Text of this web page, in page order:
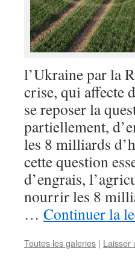
l’Ukraine par la
crise, qui affecte
se reposer la
partiellement,
les 8 milliards
cette question
d’engrais,
nourrir les 8
… Continuer la
Toutes les galeries | Laisser